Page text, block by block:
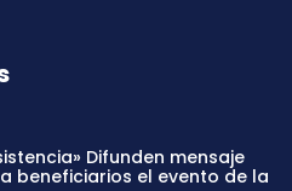
Difunden mensaje
beneficiarios el evento de la